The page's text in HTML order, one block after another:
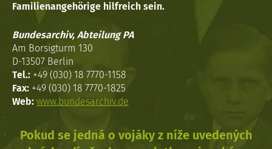
Familienangehörige hilfreich sein.
Bundesarchiv, Abteilung PA
Am Borsigturm 130
D-13507 Berlin
Tel.: +49 (030) 18 7770-1158
Fax: +49 (030) 18 7770-1825
Web: www.bundesarchiv.de
Pokud se jedná o vojáky z níže uvedených